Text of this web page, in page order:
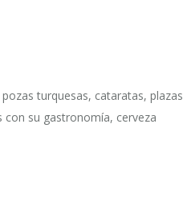
turquesas, cataratas, plazas
con su gastronomía, cerveza